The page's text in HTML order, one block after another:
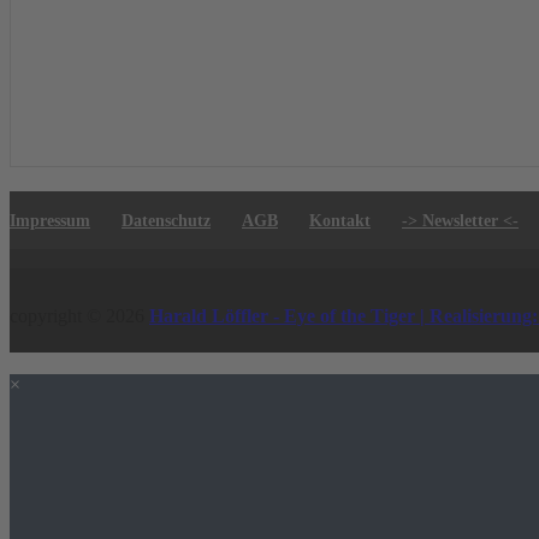
Impressum Datenschutz AGB Kontakt -> Newsletter <-
Harald Löffler - Eye of the Tiger | Realisierung:
×